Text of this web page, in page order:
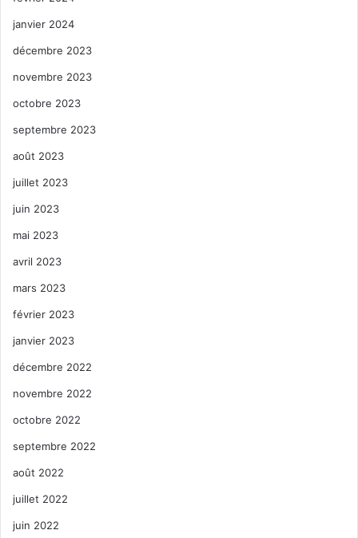
janvier 2024
décembre 2023
novembre 2023
octobre 2023
septembre 2023
août 2023
juillet 2023
juin 2023
mai 2023
avril 2023
mars 2023
février 2023
janvier 2023
décembre 2022
novembre 2022
octobre 2022
septembre 2022
août 2022
juillet 2022
juin 2022